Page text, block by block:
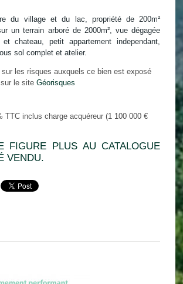
du village et du lac, propriété de 200m²
un terrain arboré de 2000m², vue dégagée
chateau, petit appartement independant,
sol complet et atelier.
sur les risques auxquels ce bien est exposé
le site Géorisques
TTC inclus charge acquéreur (1 100 000 €
FIGURE PLUS AU CATALOGUE
VENDU.